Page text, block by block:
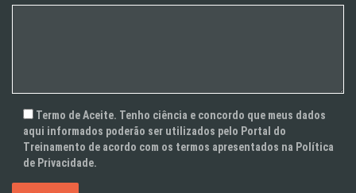
Termo de Aceite. Tenho ciência e concordo que meus dados
aqui informados poderão ser utilizados pelo Portal do
Treinamento de acordo com os termos apresentados na Política
de Privacidade.